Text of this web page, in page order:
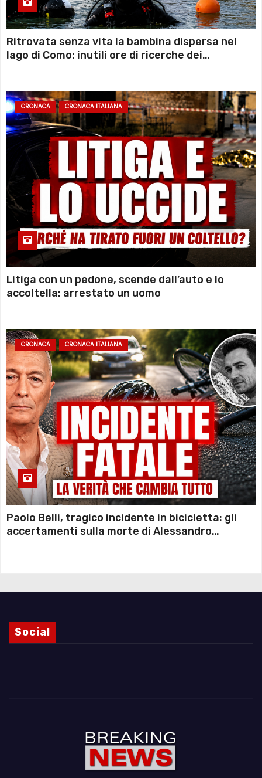
Ritrovata senza vita la bambina dispersa nel
lago di Como: inutili ore di ricerche dei
CRONACA CRONACA ITALIANA
Litiga con un pedone, scende dall’auto e lo
accoltella: arrestato un uomo
CRONACA CRONACA ITALIANA
Paolo Belli, tragico incidente in bicicletta: gli
accertamenti sulla morte di Alessandro
Social